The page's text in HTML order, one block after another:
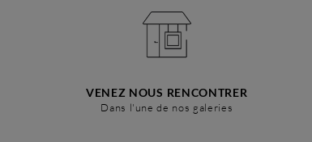
VENEZ NOUS RENCONTRER
Dans l'une de nos galeries